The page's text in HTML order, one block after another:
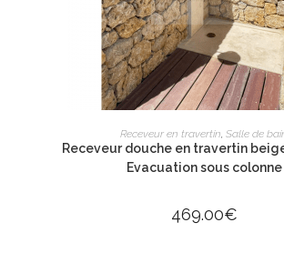
AJOUTER AU PANIER
Receveur en travertin Salle de
Receveur douche en travertin
Evacuation sous colonne
469.00€